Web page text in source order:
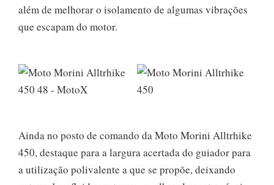
além de melhorar o isolamento de algumas vibrações
que escapam do motor.
Ainda no posto de comando da Moto Morini Alltrhike
450, destaque para a largura acertada do guiador para
a utilização polivalente a que se propõe, deixando